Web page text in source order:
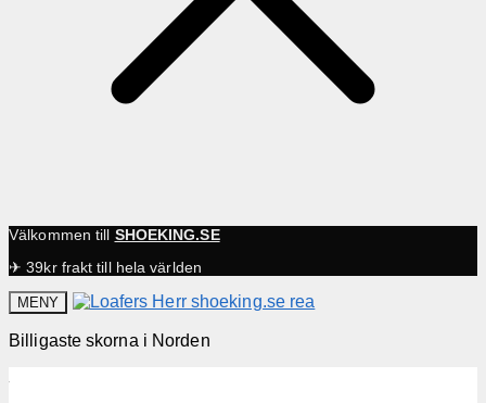
Välkommen till SHOEKING.SE
✈ 39kr frakt till hela världen
MENY
Billigaste skorna i Norden